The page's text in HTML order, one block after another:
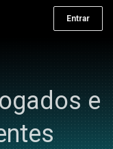
Entrar
e